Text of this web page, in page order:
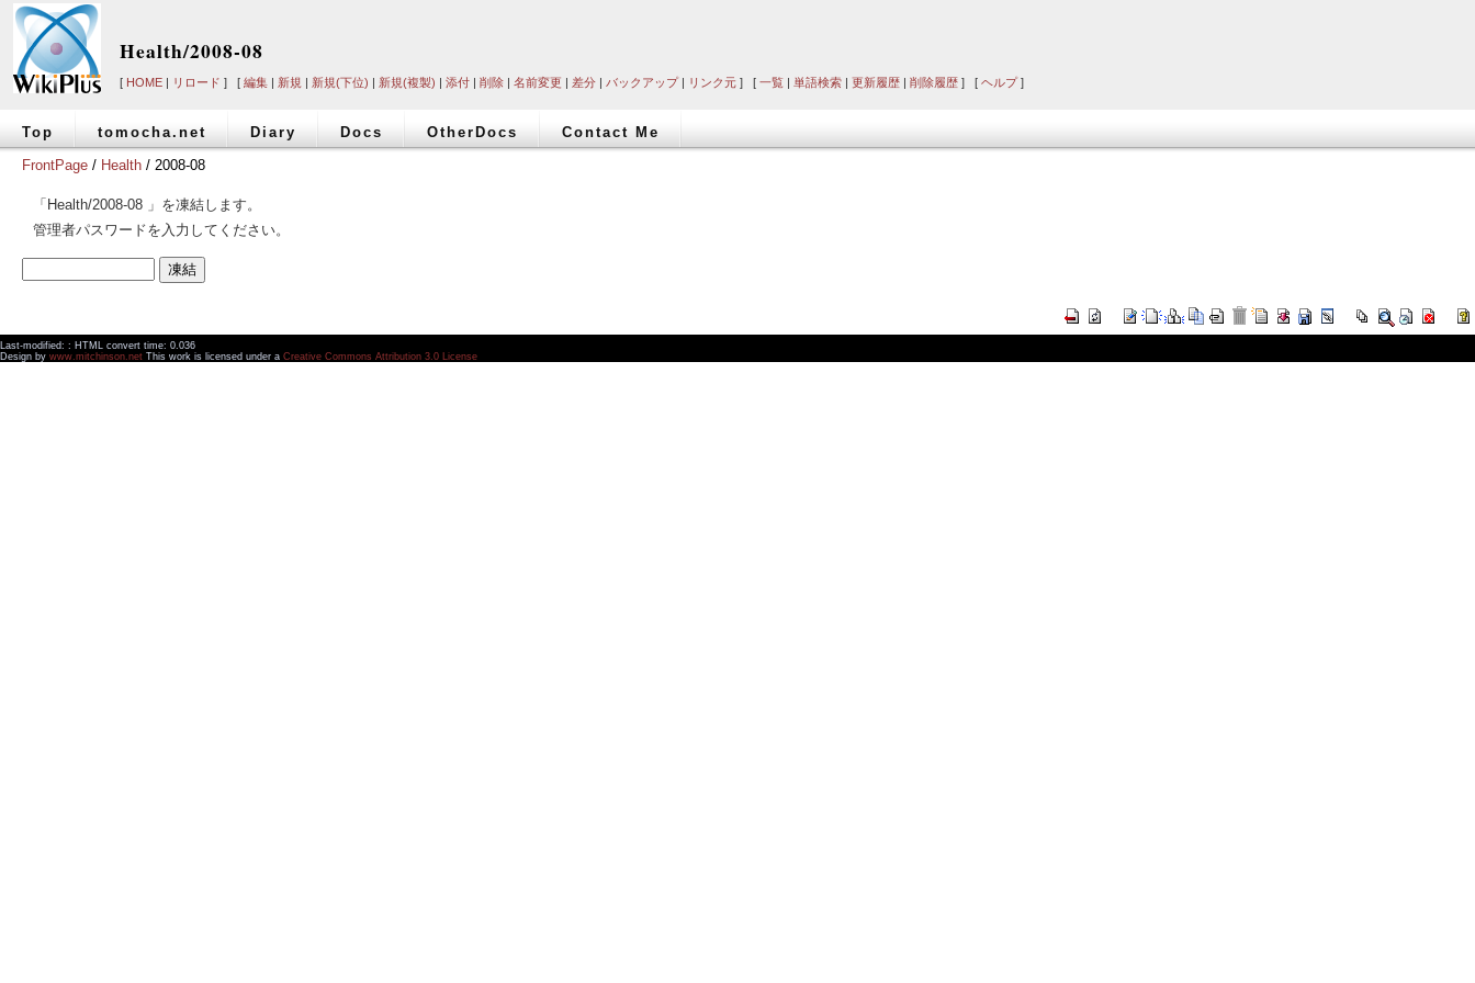
Health/2008-08
[ HOME | リロード ] [ 編集 | 新規 | 新規(下位) | 新規(複製) | 添付 | 削除 | 名前変更 | 差分 | バックアップ| リンク元 ] [ 一覧 | 単語検索 | 更新履歴 | 削除履歴 ] [ ヘルプ]
Top tomocha.net Diary Docs OtherDocs
Contact Me
FrontPage / Health / 2008-08
「Health/2008-08 」を凍結します。
管理者パスワードを入力してください。
Last-modified: : HTML convert time: 0.036
Design by www.mitchinson.net This work is licensed under a Creative Commons Attribution 3.0 License